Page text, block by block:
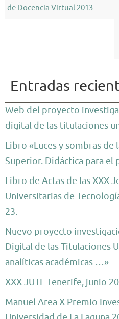
de Docencia Virtual 2013
Entradas
Web del proyecto
digital de las titulaciones
Libro «Luces y sombras de
Superior. Didáctica para el
Libro de Actas de las XXX
Universitarias de
23.
Nuevo proyecto
Digital de las Titulaciones
analíticas académicas …»
XXX JUTE Tenerife, junio
Manuel Area X Premio